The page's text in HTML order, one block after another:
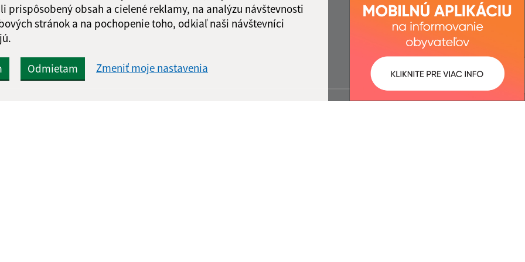
prispôsobený obsah a cielené reklamy, na analýzu návštevnosti
stránok a na pochopenie toho, odkiaľ naši návštevníci
Odmietam Zmeniť moje nastavenia
Google reCaptcha Response
Odoslať správu